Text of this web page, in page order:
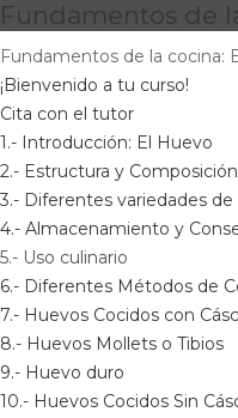
Fundamentos de
Fundamentos de la cocina:
¡Bienvenido a tu curso!
Cita con el tutor
1.- Introducción: El Huevo
2.- Estructura y Composición
3.- Diferentes variedades
4.- Almacenamiento y
5.- Uso culinario
6.- Diferentes Métodos de
7.- Huevos Cocidos con
8.- Huevos Mollets o Tibios
9.- Huevo duro
10.- Huevos Cocidos Sin